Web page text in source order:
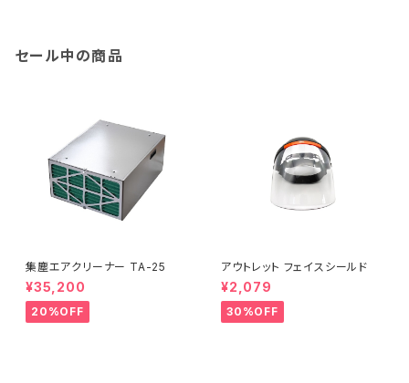
セール中の商品
集塵エアクリーナー TA-25
¥35,200
20%OFF
アウトレット フェイスシールド
¥2,079
30%OFF